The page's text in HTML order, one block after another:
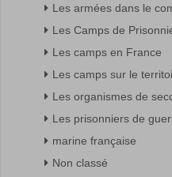
Les armées dans le
Les Camps de
Les camps en France
Les camps sur le
Les organismes de
Les prisonniers de
marine française
Non classé